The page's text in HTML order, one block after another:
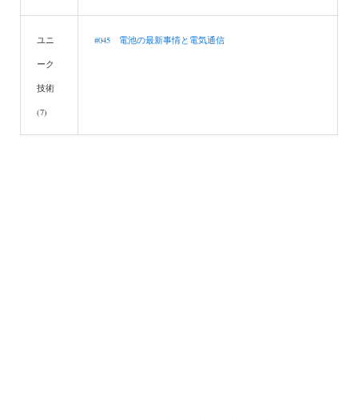
ユニ
ーク
技術
(7)
#045 電池の最新事情と電気通信